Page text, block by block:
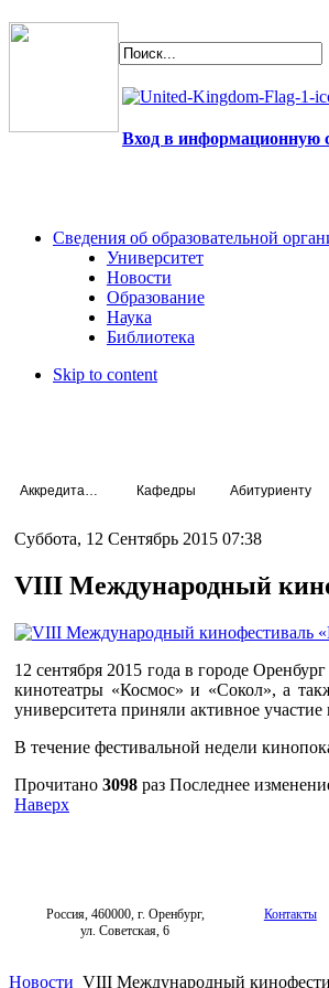
Вход в информационную
Сведения об образовательной
Университет
Новости
Образование
Наука
Библиотека
Skip to content
Кафедры Абитуриенту
Суббота, 12 Сентябрь 2015 07:38
VIII Международный
12 сентября 2015 года в городе
кинотеатры «Космос» и «Сокол», а
университета приняли активное
В течение фестивальной недели
Прочитано 3098 раз Последнее
Наверх
Россия, 460000, г. Оренбург,
ул. Советская, 6
Контакты
Новости VIII Международный